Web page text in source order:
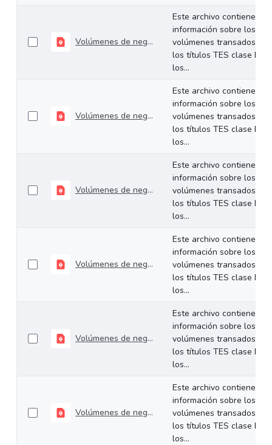
Volúmenes de negociación del 16 al 19 de junio de 2026
Este archivo contiene
información sobre los
volúmenes transados de
los títulos TES clase B en
los...
Volúmenes de negociación del 09 al 12 de junio de 2026
Este archivo contiene
información sobre los
volúmenes transados de
los títulos TES clase B en
los...
Volúmenes de negociación del 01 al 05 de junio de 2026
Este archivo contiene
información sobre los
volúmenes transados de
los títulos TES clase B en
los...
Volúmenes de negociación del 25 al 29 de mayo de 2026
Este archivo contiene
información sobre los
volúmenes transados de
los títulos TES clase B en
los...
Volúmenes de negociación del 19 al 22 de mayo de 2026
Este archivo contiene
información sobre los
volúmenes transados de
los títulos TES clase B en
los...
Volúmenes de negociación del 11 al 15 de mayo de 2026
Este archivo contiene
información sobre los
volúmenes transados de
los títulos TES clase B en
los...